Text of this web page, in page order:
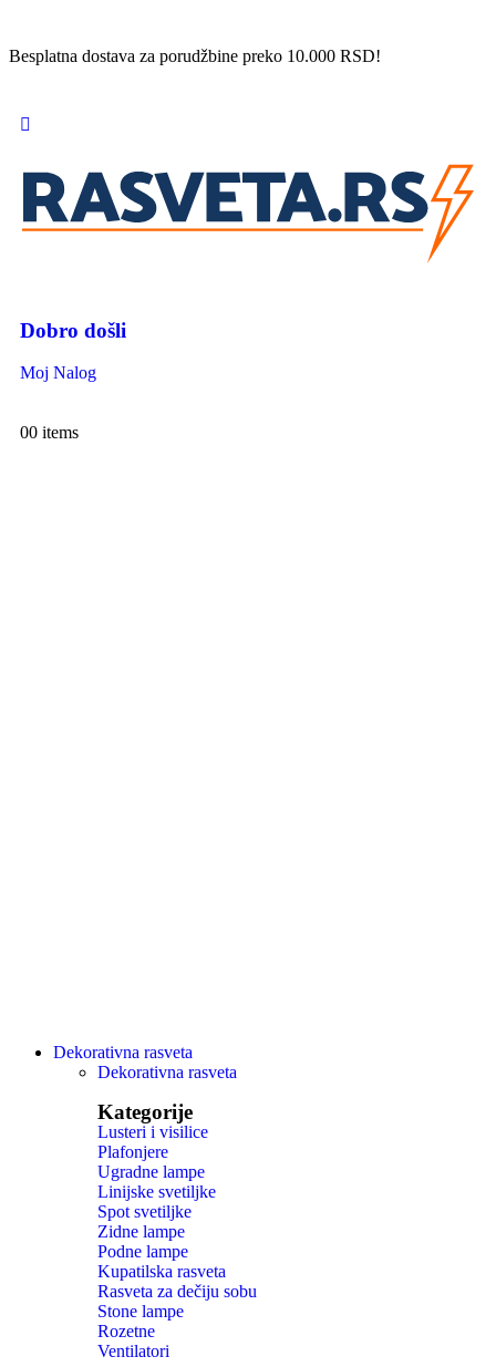
Besplatna dostava za porudžbine preko 10.000 RSD!
Dobro došli
Moj Nalog
00 items
Dekorativna rasveta
Dekorativna rasveta
Kategorije
Lusteri i visilice
Plafonjere
Ugradne lampe
Linijske svetiljke
Spot svetiljke
Zidne lampe
Podne lampe
Kupatilska rasveta
Rasveta za dečiju sobu
Stone lampe
Rozetne
Ventilatori